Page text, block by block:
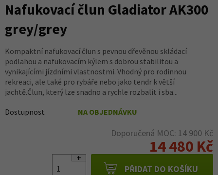
Nafukovací člun Gladiator AK300
grey/grey
Kompaktní nafukovací člun s pevnou dřevěnou skládací
podlahou a nafukovacím kýlem s dobrou stabilitou a
vynikajícími jízdními vlastnostmi. Vhodný pro rodinnou
rekreaci, ale také pro rybáře nebo jako tendr k větší
jachtě.Člun, který lze snadno a rychle rozbalit i sba...
Dostupnost NA OBJEDNÁVKU
Doporučená MOC: 14 900 Kč
14 480 Kč
PŘIDAT DO KOŠÍKU